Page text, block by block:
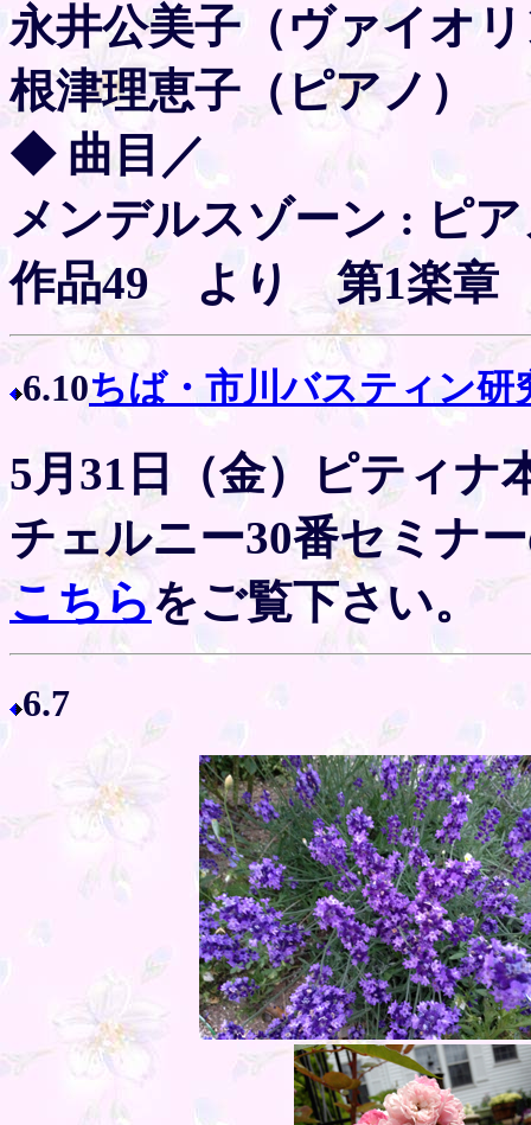
永井公美子（ヴァイオ
根津理恵子（ピアノ）
◆ 曲目／
メンデルスゾーン :
作品49 より 第1楽
6.10ちば・市川バスティン研
5月31日（金）ピティナ
チェルニー30番セミナ
こちらをご覧下さい。
6.7